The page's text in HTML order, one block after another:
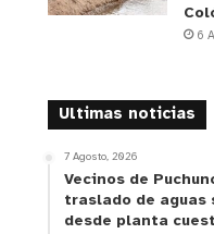
6
Ultimas noticias
7 Agosto, 2026
Vecinos de
traslado de aguas
desde planta